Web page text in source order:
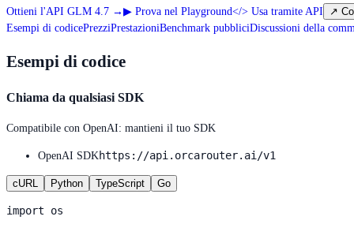
Ottieni l'API GLM 4.7 → ▶ Prova nel Playground</> Usa tramite API ↗
Esempi di codicePrezziPrestazioniBenchmark pubbliciDiscussioni della
Esempi di codice
Chiama da qualsiasi SDK
Compatibile con OpenAI: mantieni il tuo SDK
OpenAI SDKhttps://api.orcarouter.ai/v1
cURL Python TypeScript Go
import os